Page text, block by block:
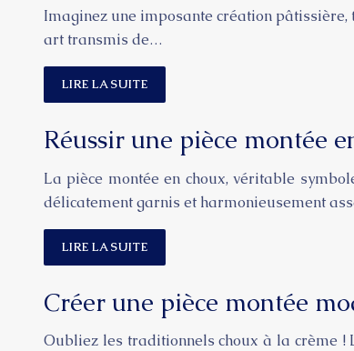
Imaginez une imposante création pâtissière,
art transmis de…
LIRE LA SUITE
Réussir une pièce montée
La pièce montée en choux, véritable
délicatement garnis et harmonieusement
LIRE LA SUITE
Créer une pièce montée
Oubliez les traditionnels choux à la crème